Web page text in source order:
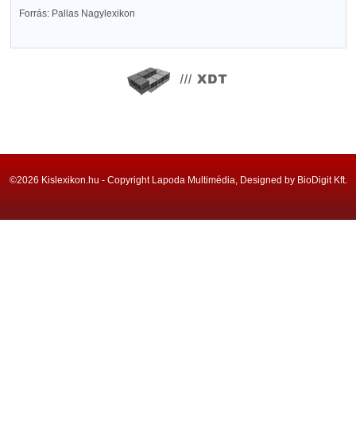
Forrás: Pallas Nagylexikon
©2026 Kislexikon.hu - Copyright Lapoda Multimédia, Designed by BioDigit Kft.